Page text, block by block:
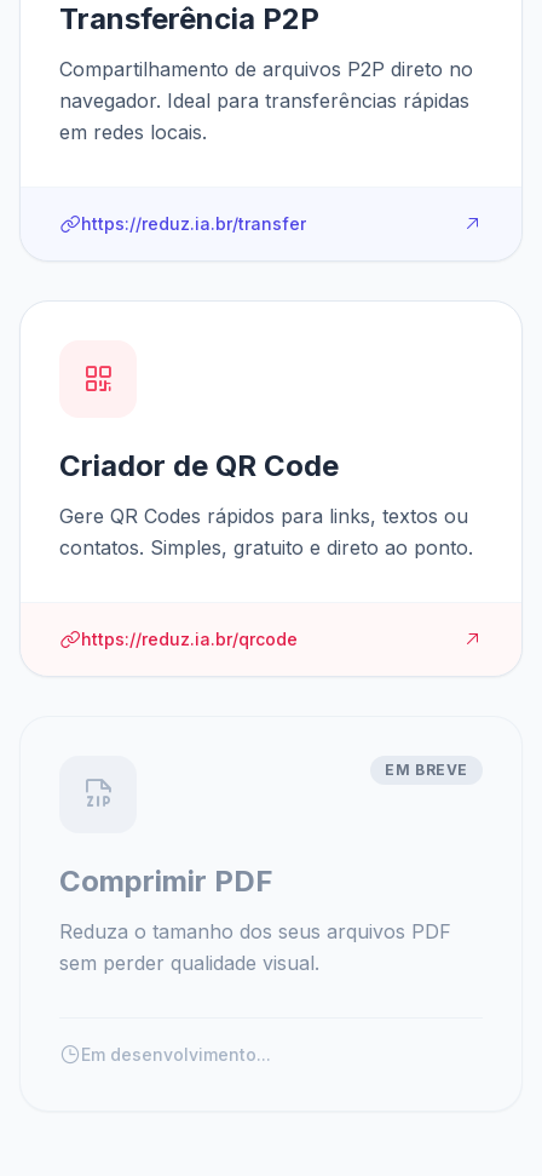
Transferência P2P
Compartilhamento de arquivos P2P direto no
navegador. Ideal para transferências rápidas
em redes locais.
https://reduz.ia.br/transfer
Criador de QR Code
Gere QR Codes rápidos para links, textos ou
contatos. Simples, gratuito e direto ao ponto.
https://reduz.ia.br/qrcode
EM BREVE
Comprimir PDF
Reduza o tamanho dos seus arquivos PDF
sem perder qualidade visual.
Em desenvolvimento...